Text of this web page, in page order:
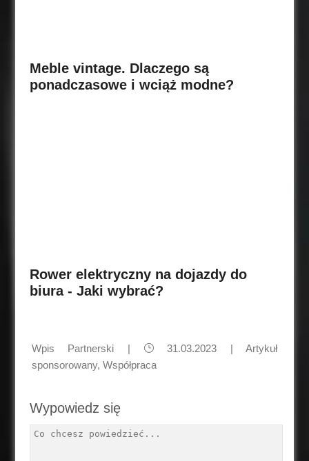
Meble vintage. Dlaczego są
ponadczasowe i wciąż modne?
Rower elektryczny na dojazdy do
biura - Jaki wybrać?
Wpis Partnerski | 31.03.2023 |Artykuł
sponsorowany, Współpraca
Wypowiedz się